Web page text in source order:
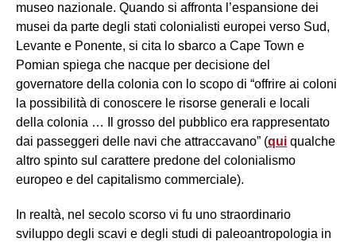
museo nazionale. Quando si affronta l’espansione dei
musei da parte degli stati colonialisti europei verso Sud,
Levante e Ponente, si cita lo sbarco a Cape Town e
Pomian spiega che nacque per decisione del
governatore della colonia con lo scopo di “offrire ai coloni
la possibilità di conoscere le risorse generali e locali
della colonia … Il grosso del pubblico era rappresentato
dai passeggeri delle navi che attraccavano” (qui qualche
altro spinto sul carattere predone del colonialismo
europeo e del capitalismo commerciale).
In realtà, nel secolo scorso vi fu uno straordinario
sviluppo degli scavi e degli studi di paleoantropologia in